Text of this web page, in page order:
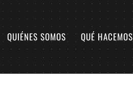
QUIÉNES SOMOS QUÉ HACEMOS